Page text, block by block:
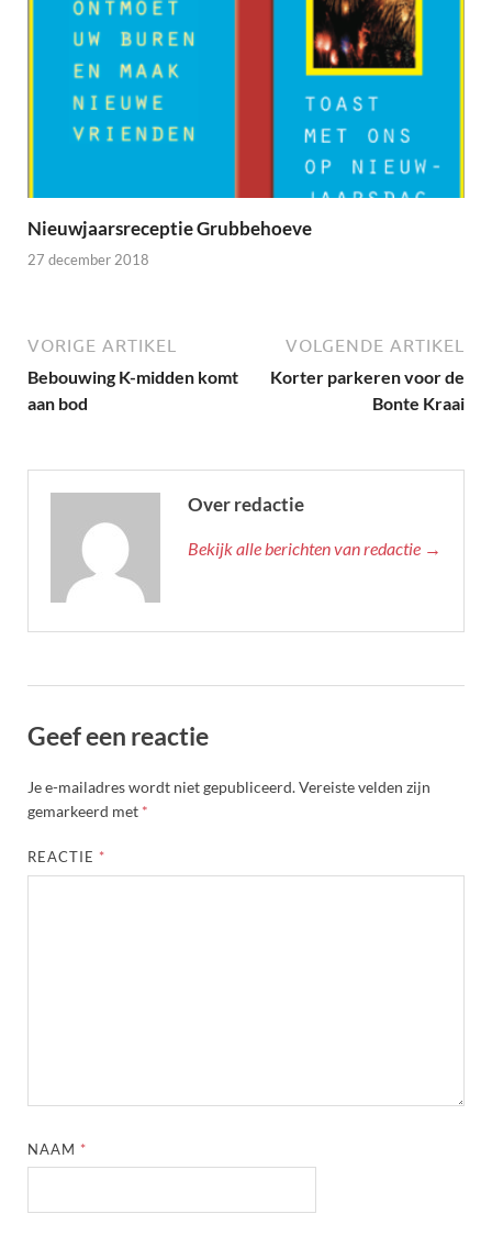
Nieuwjaarsreceptie Grubbehoeve
27 december 2018
VORIGE ARTIKEL
Bebouwing K-midden komt
aan bod
VOLGENDE ARTIKEL
Korter parkeren voor de
Bonte Kraai
Over redactie
Bekijk alle berichten van redactie →
Geef een reactie
Je e-mailadres wordt niet gepubliceerd.Vereiste velden zijn
gemarkeerd met *
REACTIE *
NAAM *